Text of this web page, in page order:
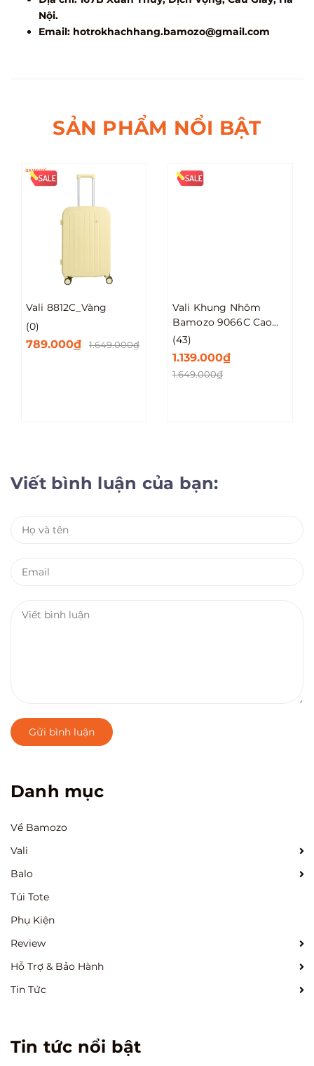
Nội.
Email: hotrokhachhang.bamozo@gmail.com
SẢN PHẨM NỔI BẬT
Vali 8812C_Vàng
(0)
789.000₫ 1.649.000₫
Vali Khung Nhôm
Bamozo 9066C Cao
Cấp Size 20/24/28
(43)
1.139.000₫
1.649.000₫
Viết bình luận của bạn:
Gửi bình luận
Danh mục
Về Bamozo
Vali
Balo
Túi Tote
Phụ Kiện
Review
Hỗ Trợ & Bảo Hành
Tin Tức
Tin tức nổi bật